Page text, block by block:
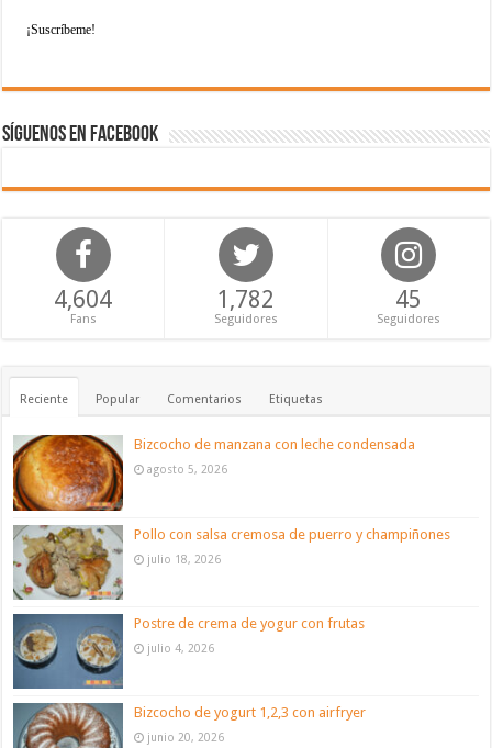
Síguenos en Facebook
4,604
Fans
1,782
Seguidores
45
Seguidores
Reciente Popular Comentarios Etiquetas
Bizcocho de manzana con leche condensada
agosto 5, 2026
Pollo con salsa cremosa de puerro y champiñones
julio 18, 2026
Postre de crema de yogur con frutas
julio 4, 2026
Bizcocho de yogurt 1,2,3 con airfryer
junio 20, 2026